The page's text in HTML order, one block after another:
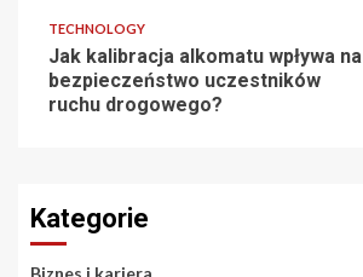
TECHNOLOGY
Jak kalibracja alkomatu wpływa na
bezpieczeństwo uczestników
ruchu drogowego?
Kategorie